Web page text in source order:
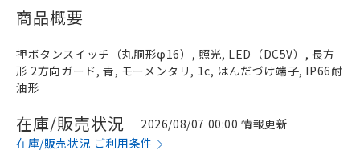
商品概要
押ボタンスイッチ（丸胴形φ16）, 照光, LED（DC5V）, 長方
形 2方向ガード, 青, モーメンタリ, 1c, はんだづけ端子, IP66耐
油形
在庫/販売状況
2026/08/07 00:00 情報更新
在庫/販売状況 ご利用条件